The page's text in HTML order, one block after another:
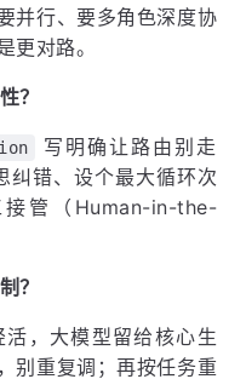
并行、要多角色深度协
对路。
？
写明确让路由别走
错、设个最大循环次
管（Human-in-the-
？
，大模型留给核心生
别重复调；再按任务重